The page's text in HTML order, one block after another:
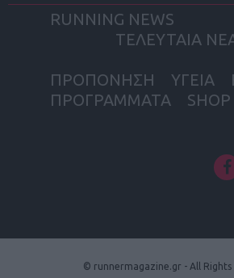
RUNNING NEWS
ΤΕΛΕΥΤΑΙΑ
ΠΡΟΠΟΝΗΣΗ
ΥΓΕΙΑ
ΠΡΟΓΡΑΜΜΑΤΑ
SHOP
© runnermagazine.gr - All Rights